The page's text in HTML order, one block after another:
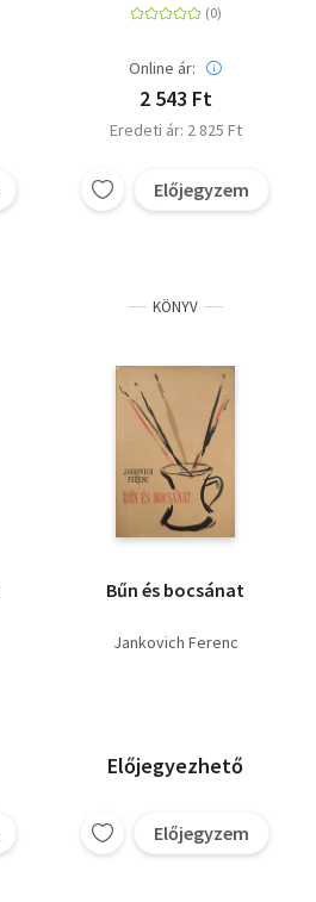
Online ár:
2 543 Ft
Eredeti ár: 2 825 Ft
Előjegyzem
KÖNYV
Bűn és bocsánat
Jankovich Ferenc
Előjegyezhető
Előjegyzem